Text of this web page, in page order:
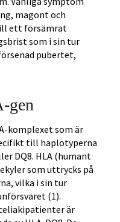
magont och
ett försämrat
som i sin tur
pubertet,
gen
komplexet som är
till haplotyperna
DQ8. HLA (humant
som uttrycks på
vilka i sin tur
(1).
är